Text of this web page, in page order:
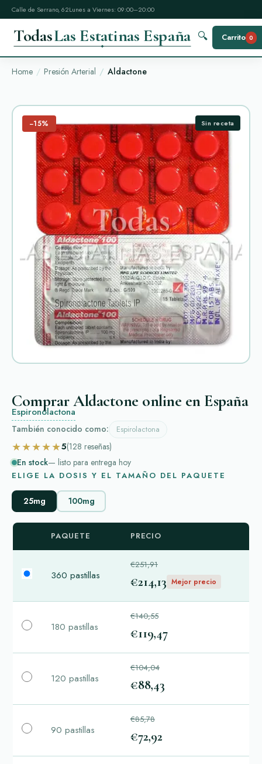
Calle de Serrano, 62Lunes a Viernes: 09:00–20:00
TodasLas Estatinas España 🔍 Carrito 0
Home Presión Arterial Aldactone
−15% Sin receta
Comprar Aldactone online en España
Espironolactona
También conocido como: Espirolactona
★★★★★5(128 reseñas)
En stock— listo para entrega hoy
ELIGE LA DOSIS Y EL TAMAÑO DEL PAQUETE
25mg 100mg
PAQUETE PRECIO
360 pastillas
€251,91
€214,13 Mejor precio
180 pastillas
€140,55
€119,47
120 pastillas
€104,04
€88,43
90 pastillas
€85,78
€72,92